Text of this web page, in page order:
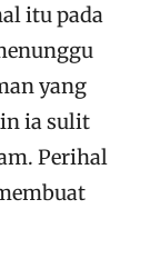
itu pada
yang
ia sulit
Perihal